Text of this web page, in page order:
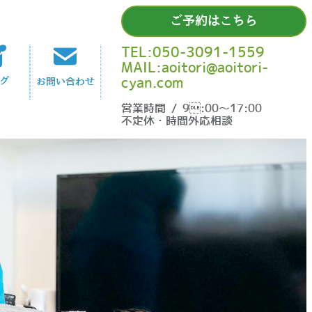
お問い合わせ
ご予約はこちら
TEL:050-3091-1559
MAIL:aoitori@aoitori-
cyan.com
営業時間 / 9:00〜17:00
不定休・時間外応相談